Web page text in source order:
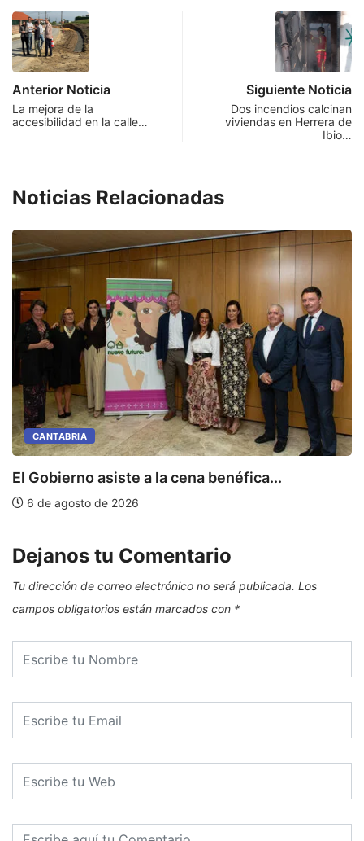
Anterior Noticia
La mejora de la
accesibilidad en la calle…
Siguiente Noticia
Dos incendios calcinan
viviendas en Herrera de
Ibio…
Noticias Relacionadas
CANTABRIA
El Gobierno asiste a la cena benéfica...
6 de agosto de 2026
Dejanos tu Comentario
Tu dirección de correo electrónico no será publicada. Los
campos obligatorios están marcados con *